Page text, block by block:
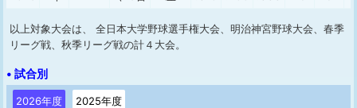
以上対象大会は、 全日本大学野球選手権大会、明治神宮野球大会、春季
リーグ戦、秋季リーグ戦の計４大会。
• 試合別
2026年度 2025年度